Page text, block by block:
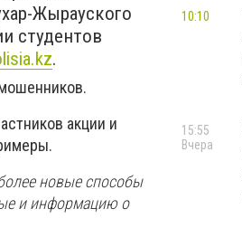
Жырауского
студентов
.
акции и
новые способы
и информацию о
10:10
15:55
Вчера